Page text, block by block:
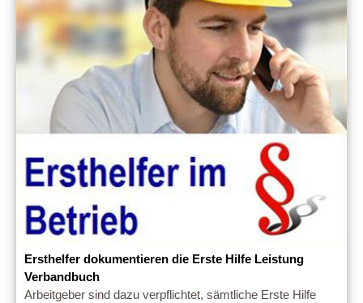
Ersthelfer dokumentieren die Erste Hilfe Leistung
Verbandbuch
Arbeitgeber sind dazu verpflichtet, sämtliche Erste Hilfe